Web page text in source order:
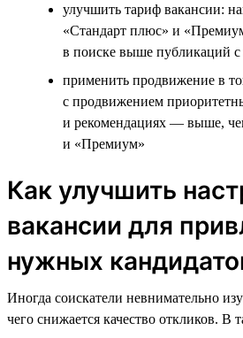
улучшить тариф вакансии:
«Стандарт плюс» и
в поиске выше публикаций
применить продвижение в
с продвижением
и рекомендациях — выше,
и «Премиум»
Как улучшить
вакансии для
нужных
Иногда соискатели невнимательно
чего снижается качество откликов. В